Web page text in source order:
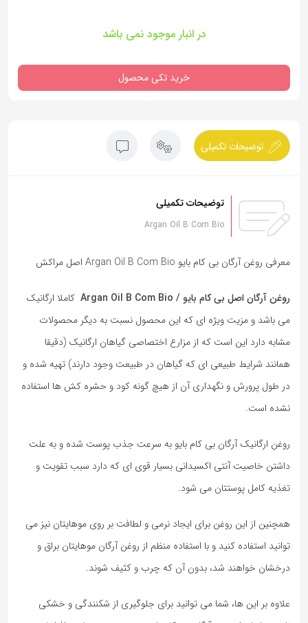
در انبار موجود نمی باشد
خرید تکی محصول
توضیحات تکمیلی
توضیحات تکمیلی
Argan Oil B Com Bio
معرفی روغن آرگان بی کام بایو Argan Oil B Com Bio اصل مراکش
روغن آرگان اصل بی کام بایو / Argan Oil B Com Bio
کاملا ارگانیک
می باشد و مزیت ویژه ای که این محصول نسبت به دیگر محصولات
مشابه دارد این است که از مزارع اختصاصی گیاهان ارگانیک (دقیقا
همانند شرایط طبیعی ای که گیاهان در طبیعت وجود دارند) تهیه شده و
در طول پرورش و نگهداری آن از هیچ گونه کود و حشره کش ها استفاده
نشده است.
روغن ارگانیک آرگان بی کام بایو به سرعت جذب پوست شده و به علت
داشتن خاصیت آنتی اکسیدانی بسیار قوی ای که دارد سبب تقویت و
تغذیه کامل پوستتان می شود.
همچنین از این روغن برای ایجاد نرمی و لطافت بر روی موهایتان نیز می
توانید استفاده کنید و با استفاده منظم از روغن آرگان موهایتان براق و
درخشان خواهند شد، بدون آن که چرب و کثیف شوند.
علاوه بر این ها، شما می توانید برای جلوگیری از شکنندگی و خشکی